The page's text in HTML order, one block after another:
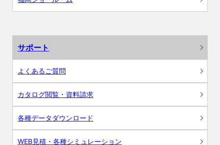
サポート
よくあるご質問
カタログ閲覧・資料請求
各種データダウンロード
WEB見積・各種シミュレーション